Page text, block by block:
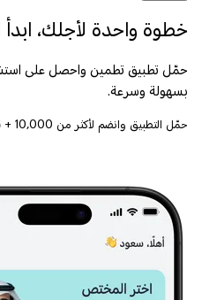
خطوة واحدة لأجلك، ابدأ
حمّل تطبيق تطمين واحصل على
بسهولة وسرعة.
حمّل التطبيق وانضم لأكثر من 10,000
+